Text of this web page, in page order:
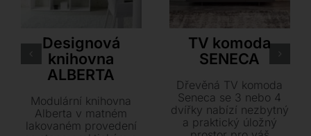
Designová
knihovna
ALBERTA
Modulární knihovna
Alberta v matném
lakovaném provedení
TV komoda
SENECA
Dřevěná TV komoda
Seneca se 3 nebo 4
dvířky nabízí nezbytný
a praktický úložný